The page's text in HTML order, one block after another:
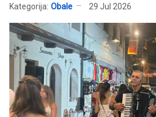
Kategorija: Obale 29 Jul 2026